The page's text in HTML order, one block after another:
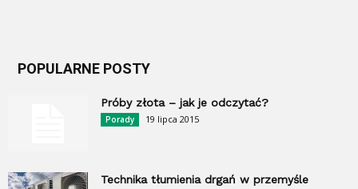
POPULARNE POSTY
Próby złota – jak je odczytać?
Porady 19 lipca 2015
Technika tłumienia drgań w przemyśle